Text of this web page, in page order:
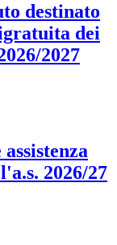
destinato
dei
2027
2026/27